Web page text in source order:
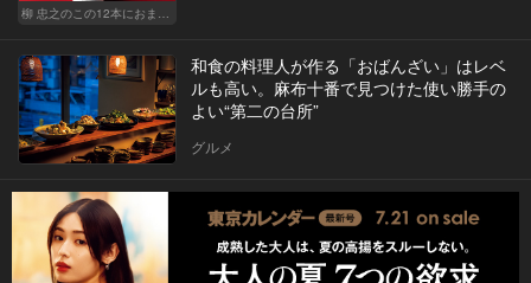
和食の料理人が作る「おばんざい」はレベ
ルも高い。麻布十番で見つけた使い勝手の
よい“第二の台所”
グルメ